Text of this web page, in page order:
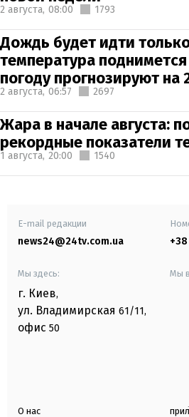
2 августа, 08:00 1793
Дождь будет идти
температура
погоду прогнозируют на
2 августа, 06:57 2697
Жара в начале августа:
рекордные показатели
1 августа, 20:00 1540
E-mail редакции
news24@24tv.com.ua
Мы здесь:
г. Киев,
ул. Владимирская 61/11,
офис 50
Мы в
О нас